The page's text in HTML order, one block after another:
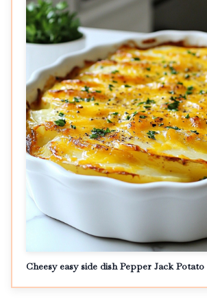
Cheesy easy side dish Pepper Jack